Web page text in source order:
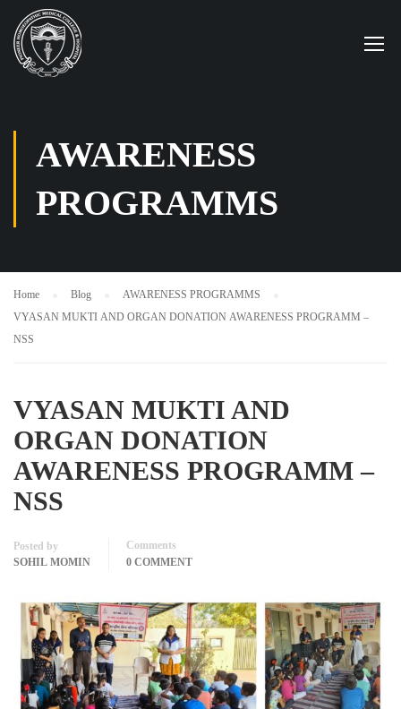
AWARENESS
PROGRAMMS
Home Blog
AWARENESS PROGRAMMS
VYASAN MUKTI AND ORGAN DONATION AWARENESS PROGRAMM –
NSS
VYASAN MUKTI AND
ORGAN DONATION
AWARENESS PROGRAMM –
NSS
Posted by
SOHIL MOMIN
Comments
0 COMMENT